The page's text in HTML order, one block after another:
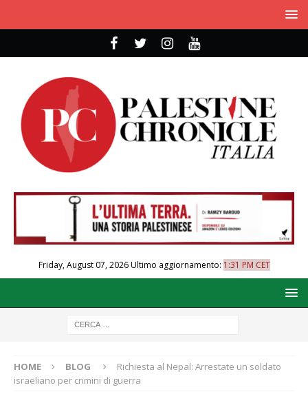
Friday, August 07, 2026Ultimo aggiornamento: 1:31 PM CET
HOME BLOG
Richiesta al Nepal: Arrestate un soldato
israeliano per crimini di guerra